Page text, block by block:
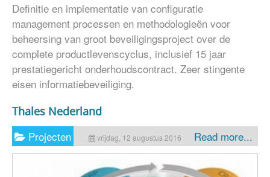
Definitie en implementatie van configuratie
management processen en methodologieën voor
beheersing van groot beveiligingsproject over de
complete productlevenscyclus, inclusief 15 jaar
prestatiegericht onderhoudscontract. Zeer stingente
eisen informatiebeveiliging.
Thales Nederland
Projecten vrijdag, 12 augustus 2016 Read more...